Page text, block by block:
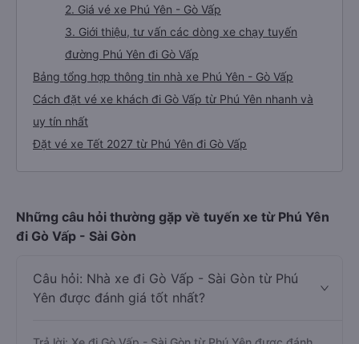
2. Giá vé xe Phú Yên - Gò Vấp
3. Giới thiệu, tư vấn các dòng xe chạy tuyến
đường Phú Yên đi Gò Vấp
Bảng tổng hợp thông tin nhà xe Phú Yên - Gò Vấp
Cách đặt vé xe khách đi Gò Vấp từ Phú Yên nhanh và
uy tín nhất
Đặt vé xe Tết 2027 từ Phú Yên đi Gò Vấp
Những câu hỏi thường gặp về tuyến xe từ Phú Yên
đi Gò Vấp - Sài Gòn
Câu hỏi: Nhà xe đi Gò Vấp - Sài Gòn từ Phú
Yên được đánh giá tốt nhất?